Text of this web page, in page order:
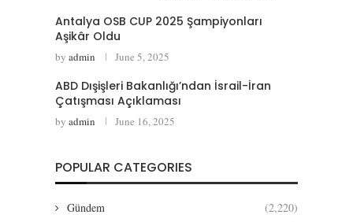
Antalya OSB CUP 2025 Şampiyonları
Aşikâr Oldu
by admin June 5, 2025
ABD Dışişleri Bakanlığı’ndan İsrail-İran
Çatışması Açıklaması
by admin June 16, 2025
POPULAR CATEGORIES
Gündem
(2,220)